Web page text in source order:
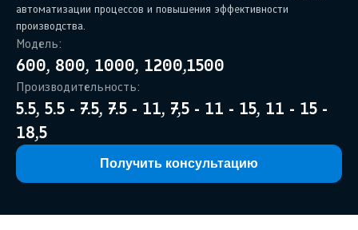
автоматизации процессов и повышения эффективности
производства.
Модель:
600, 800, 1000, 1200,1500
Производительность:
5.5, 5.5 - 7.5, 7.5 - 11, 7,5 - 11 - 15, 11 - 15 -
18,5
Получить консультацию